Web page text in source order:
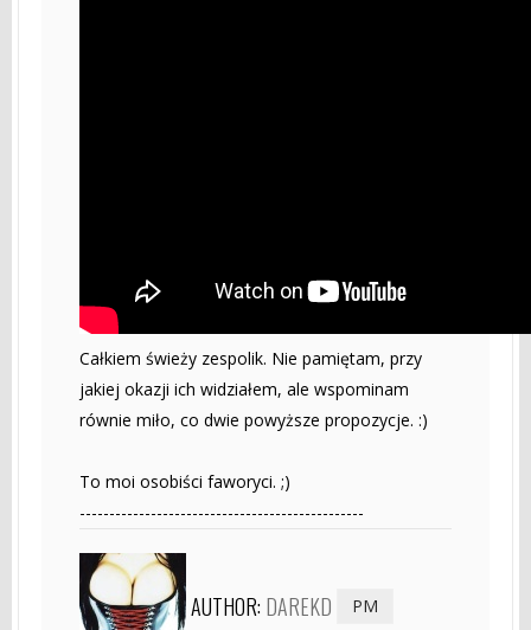
Całkiem świeży zespolik. Nie pamiętam, przy
jakiej okazji ich widziałem, ale wspominam
równie miło, co dwie powyższe propozycje. :)
To moi osobiści faworyci. ;)
------------------------------------------------
AUTHOR: DAREKD PM